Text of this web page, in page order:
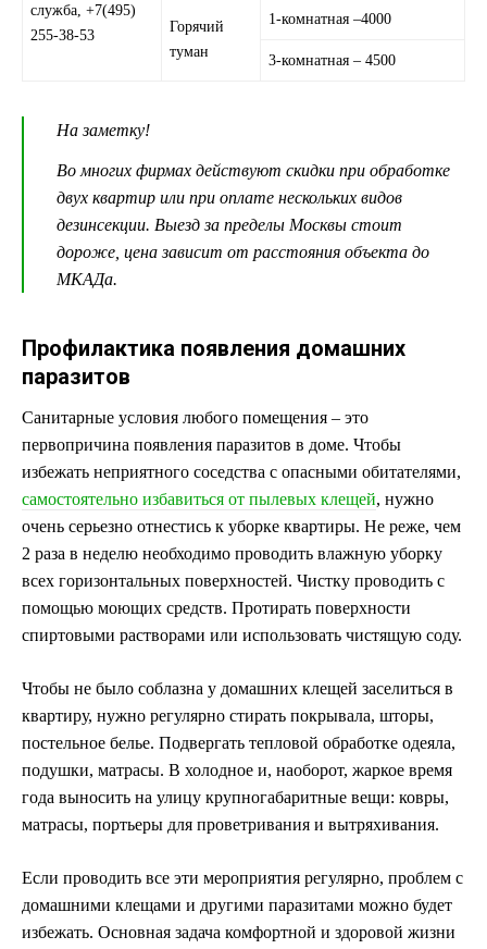
служба, +7(495)
255-38-53
Горячий
туман
1-комнатная –4000
3-комнатная – 4500
На заметку!
Во многих фирмах действуют скидки при обработке
двух квартир или при оплате нескольких видов
дезинсекции. Выезд за пределы Москвы стоит
дороже, цена зависит от расстояния объекта до
МКАДа.
Профилактика появления домашних
паразитов
Санитарные условия любого помещения – это
первопричина появления паразитов в доме. Чтобы
избежать неприятного соседства с опасными обитателями,
самостоятельно избавиться от пылевых клещей, нужно
очень серьезно отнестись к уборке квартиры. Не реже, чем
2 раза в неделю необходимо проводить влажную уборку
всех горизонтальных поверхностей. Чистку проводить с
помощью моющих средств. Протирать поверхности
спиртовыми растворами или использовать чистящую соду.
Чтобы не было соблазна у домашних клещей заселиться в
квартиру, нужно регулярно стирать покрывала, шторы,
постельное белье. Подвергать тепловой обработке одеяла,
подушки, матрасы. В холодное и, наоборот, жаркое время
года выносить на улицу крупногабаритные вещи: ковры,
матрасы, портьеры для проветривания и вытряхивания.
Если проводить все эти мероприятия регулярно, проблем с
домашними клещами и другими паразитами можно будет
избежать. Основная задача комфортной и здоровой жизни